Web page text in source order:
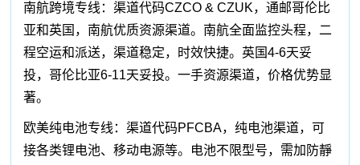
南航跨境专线：渠道代码CZCO & CZUK，通邮哥伦比
亚和英国，南航优质资源渠道。南航全面监控头程，二
程空运和派送，渠道稳定，时效快捷。英国4-6天妥
投，哥伦比亚6-11天妥投。一手资源渠道，价格优势显
著。
欧美纯电池专线：渠道代码PFCBA，纯电池渠道，可
接各类锂电池、移动电源等。电池不限型号，需加防靜